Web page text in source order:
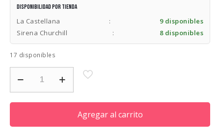
Disponibilidad por tienda
La Castellana :
9 disponibles
Sirena Churchill
: 8 disponibles
17 disponibles
Agregar al carrito